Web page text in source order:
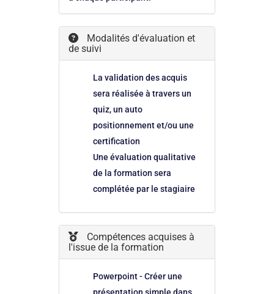
Modalités d'évaluation et
de suivi
La validation des acquis
sera réalisée à travers un
quiz, un auto
positionnement et/ou une
certification
Une évaluation qualitative
de la formation sera
complétée par le stagiaire
Compétences acquises à
l'issue de la formation
Powerpoint - Créer une